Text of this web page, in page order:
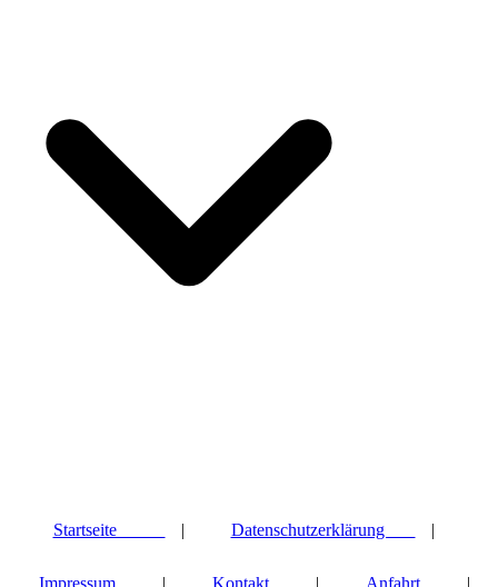
Startseite | Datenschutzerklärung |
Impressum | Kontakt | Anfahrt |